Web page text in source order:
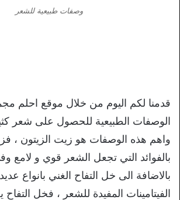
وصفات طبيعية للشعر
قدمنا لكم اليوم من خلال موقع احلم
الوصفات الطبيعية للحصول على شعر
واهم هذه الوصفات هو زيت الزيتون ،
بالفوائد التي تجعل الشعر قوي و لامع
بالاضافة الى خل التفاح الغني بانواع
الفيتامينات المفيدة للشعر ، فخل